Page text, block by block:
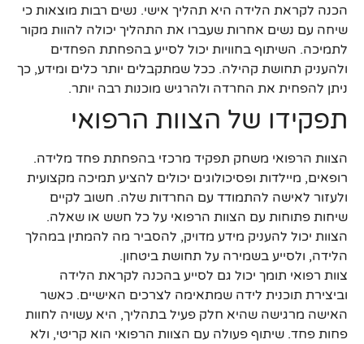
הכנה לקראת הלידה היא תהליך אישי. נשים רבות מוצאות כי
שיחה עם נשים אחרות שעברו את התהליך יכולה להוות מקור
לתמיכה. השיתוף בחוויות יכול לסייע בהפחתת הפחדים
ולהעניק תחושת קהילה. ככל שמתקבלים יותר כלים ומידע, כך
ניתן להפחית את החרדה ולהרגיש מוכנות רבה יותר.
תפקידו של הצוות הרפואי
הצוות הרפואי משחק תפקיד מרכזי בהפחתת פחד מלידה.
רופאים, מיילדות ופסיכולוגים יכולים להציע תמיכה מקצועית
ולעזור לאישה להתמודד עם החרדות שלה. חשוב לקיים
שיחות פתוחות עם הצוות הרפואי על כל חשש או שאלה.
הצוות יכול להעניק מידע מדויק, להסביר מה להמתין במהלך
הלידה, ולסייע בשמירה על תחושת ביטחון.
צוות רפואי תומך יכול גם לסייע בהכנה לקראת הלידה
וביצירת תוכנית לידה שמתאימה לצרכים האישיים. כאשר
האישה מרגישה שהיא חלק פעיל בתהליך, היא עשויה לחוות
פחות פחד. שיתוף פעולה עם הצוות הרפואי הוא קריטי, ולא